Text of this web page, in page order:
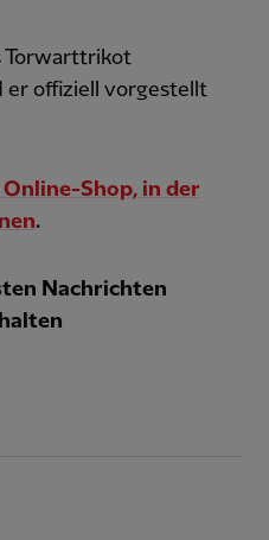
Torwarttrikot
er offiziell vorgestellt
Shop, in der
.
Nachrichten